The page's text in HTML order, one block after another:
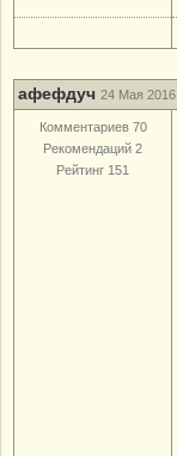
афефдуч 24 Мая 2016
Комментариев 70
Рекомендаций 2
Рейтинг 151